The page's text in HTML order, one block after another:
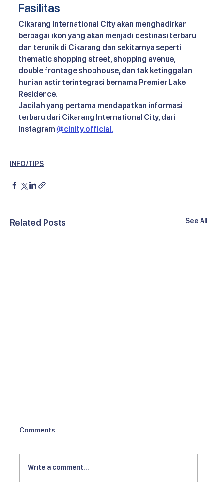
Fasilitas
Cikarang International City akan menghadirkan
berbagai ikon yang akan menjadi destinasi terbaru
dan terunik di Cikarang dan sekitarnya seperti
thematic shopping street, shopping avenue,
double frontage shophouse, dan tak ketinggalan
hunian astir terintegrasi bernama Premier Lake
Residence.
Jadilah yang pertama mendapatkan informasi
terbaru dari Cikarang International City, dari
Instagram @cinity.official.
INFO/TIPS
Related Posts See All
Comments
Write a comment...